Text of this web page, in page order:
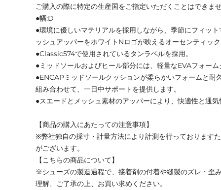
ご購入の際に特定の生産国をご指定いただくことはできま
●幅:D
●環境に優しいマテリアルを採用しながら、季節にフィッ
ッシュアッパーをホワイトNロゴが映えるオーセンティッ
●Classic574で使用されているタンラベルを採用。
●ミッドソールおよびヒール部分には、軽量なEVAフォー
●ENCAPミッドソールクッションが柔らかいフォームと耐
組み合わせて、一日中サポートを提供します。
●スエードとメッシュ素材のアッパーにより、快適性と通
【商品の購入にあたっての注意事項】
※弊社独自の採寸・計量方法により計測を行っております
がございます。
【こちらの商品について】
※シューズの製造過程で、接着剤の付着や縫製のズレ・歪
理解、ご了承の上、お買い求めください。